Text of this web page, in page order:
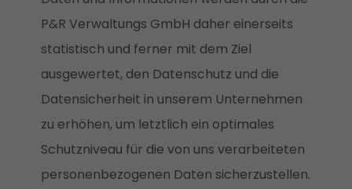
P&R Verwaltungs GmbH daher einerseits
statistisch und ferner mit dem Ziel
ausgewertet, den Datenschutz und die
Datensicherheit in unserem Unternehmen
zu erhöhen, um letztlich ein optimales
Schutzniveau für die von uns verarbeiteten
personenbezogenen Daten sicherzustellen.